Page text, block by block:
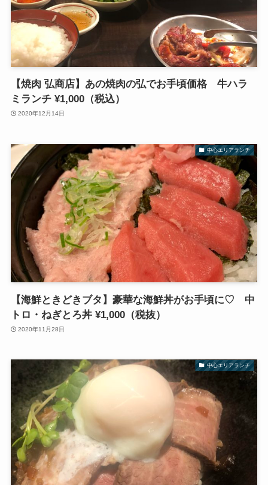
【焼肉 弘商店】あの焼肉の弘でお手頃価格 牛ハラ
ミランチ ¥1,000（税込）
2020年12月14日
中心エリアランチ
【海鮮ときどきブタ】豪華な海鮮丼がお手頃に♡ 中
トロ・ねぎとろ丼 ¥1,000（税抜）
2020年11月28日
中心エリアランチ